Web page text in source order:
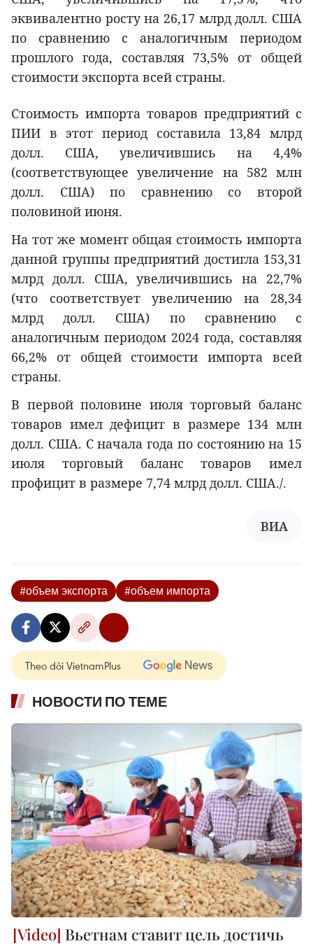
эквивалентно росту на 26,17 млрд долл. США
по сравнению с аналогичным периодом
прошлого года, составляя 73,5% от общей
стоимости экспорта всей страны.
Стоимость импорта товаров предприятий с
ПИИ в этот период составила 13,84 млрд
долл. США, увеличившись на 4,4%
(соответствующее увеличение на 582 млн
долл. США) по сравнению со второй
половиной июня.
На тот же момент общая стоимость импорта
данной группы предприятий достигла 153,31
млрд долл. США, увеличившись на 22,7%
(что соответствует увеличению на 28,34
млрд долл. США) по сравнению с
аналогичным периодом 2024 года, составляя
66,2% от общей стоимости импорта всей
страны.
В первой половине июля торговый баланс
товаров имел дефицит в размере 134 млн
долл. США. С начала года по состоянию на 15
июля торговый баланс товаров имел
профицит в размере 7,74 млрд долл. США./.
ВИА
#объем экспорта #объем импорта
Theo dõi VietnamPlus
НОВОСТИ ПО ТЕМЕ
Вьетнам ставит цель достичь